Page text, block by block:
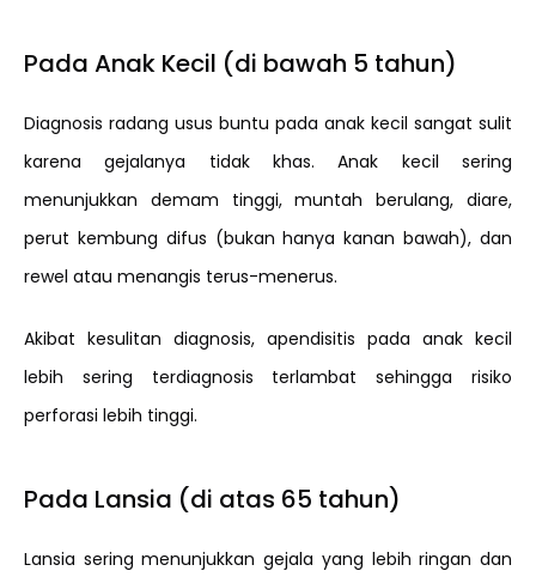
Pada Anak Kecil (di bawah 5 tahun)
Diagnosis radang usus buntu pada anak kecil sangat sulit
karena gejalanya tidak khas. Anak kecil sering
menunjukkan demam tinggi, muntah berulang, diare,
perut kembung difus (bukan hanya kanan bawah), dan
rewel atau menangis terus-menerus.
Akibat kesulitan diagnosis, apendisitis pada anak kecil
lebih sering terdiagnosis terlambat sehingga risiko
perforasi lebih tinggi.
Pada Lansia (di atas 65 tahun)
Lansia sering menunjukkan gejala yang lebih ringan dan